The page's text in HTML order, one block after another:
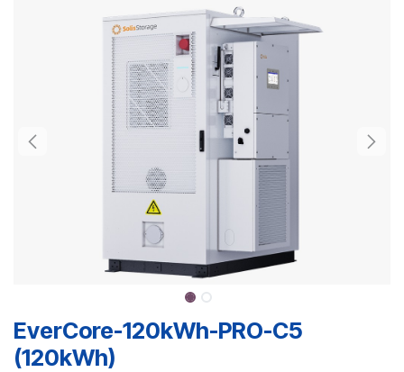
EverCore-120kWh-PRO-C5
(120kWh)